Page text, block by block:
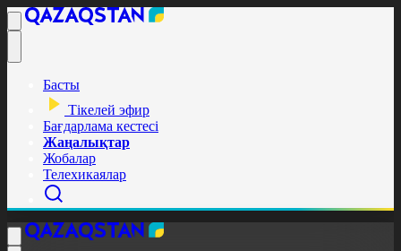
Басты
Тікелей эфир
Бағдарлама кестесі
Жаңалықтар
Жобалар
Телехикаялар